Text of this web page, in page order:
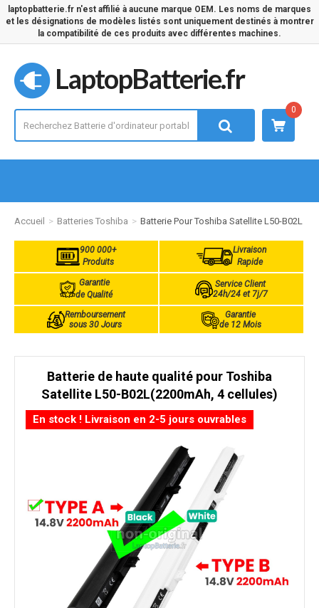
laptopbatterie.fr n'est affilié à aucune marque OEM. Les noms de marques
et les désignations de modèles listés sont uniquement destinés à montrer
la compatibilité de ces produits avec différentes machines.
LaptopBatterie.fr
0
Accueil Batteries Toshiba Batterie Pour Toshiba Satellite L50-B02L
900 000+
Produits
Livraison
Rapide
Garantie
de Qualité
Service Client
24h/24 et 7j/7
Remboursement
sous 30 Jours
Garantie
de 12 Mois
Batterie de haute qualité pour Toshiba
Satellite L50-B02L(2200mAh, 4 cellules)
En stock ! Livraison en 2-5 jours ouvrables